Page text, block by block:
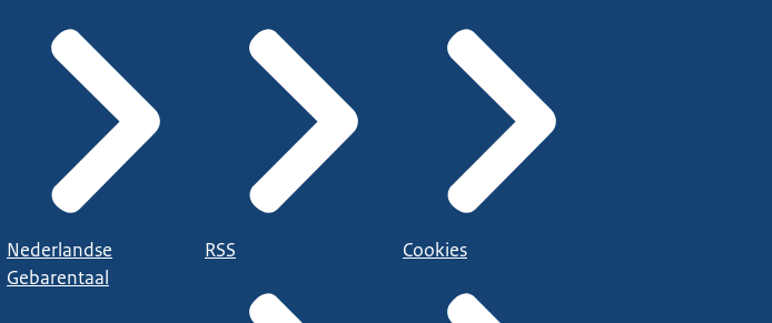
Nederlandse
Gebarentaal
RSS Cookies